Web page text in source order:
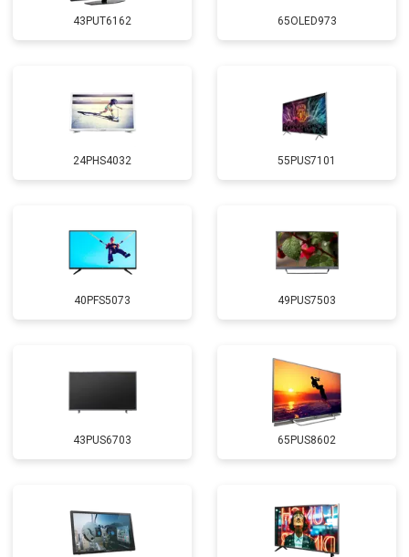
43PUT6162 65OLED973
24PHS4032 55PUS7101
40PFS5073 49PUS7503
43PUS6703 65PUS8602